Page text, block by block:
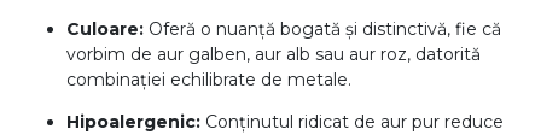
TIP METAL
Aur galben
Culoare: Oferă o nuanță bogată și distinctivă, fie că
vorbim de aur galben, aur alb sau aur roz, datorită
combinației echilibrate de metale.
Hipoalergenic: Conținutul ridicat de aur pur reduce